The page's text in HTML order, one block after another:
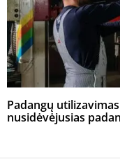
Padangų
nusidėvėjusias